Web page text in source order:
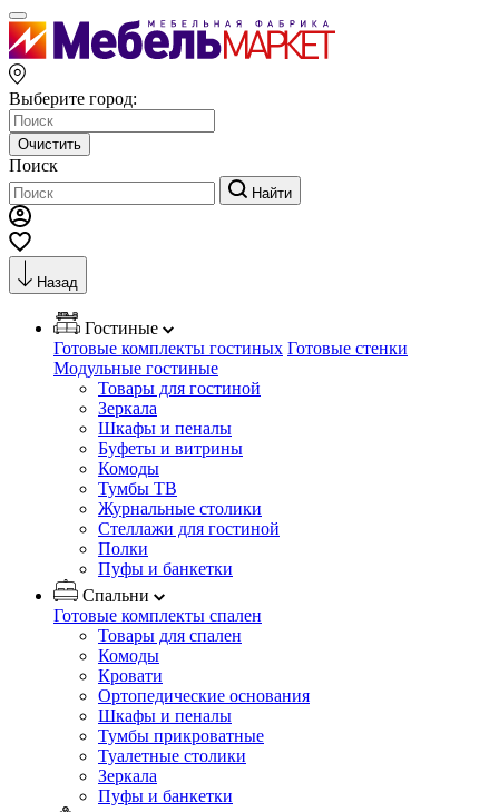
Выберите город:
Очистить
Поиск
Найти
Назад
Гостиные
Готовые комплекты гостиных Готовые стенки
Модульные гостиные
Товары для гостиной
Зеркала
Шкафы и пеналы
Буфеты и витрины
Комоды
Тумбы ТВ
Журнальные столики
Стеллажи для гостиной
Полки
Пуфы и банкетки
Спальни
Готовые комплекты спален
Товары для спален
Комоды
Кровати
Ортопедические основания
Шкафы и пеналы
Тумбы прикроватные
Туалетные столики
Зеркала
Пуфы и банкетки